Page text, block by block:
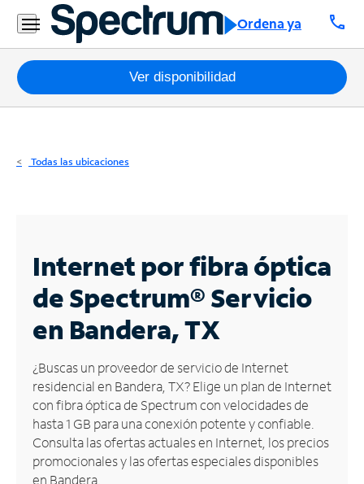
Ordena ya call
Residencial
Business
Paquetes
Internet
Business
Contáctanos
Inglés
Administrar
cuenta
Encuentra
una
tienda
Ver disponibilidad
Todas las ubicaciones
Internet por fibra óptica
de Spectrum®Servicio
en Bandera, TX
¿Buscas un proveedor de servicio de Internet
residencial en Bandera, TX? Elige un plan de Internet
con fibra óptica de Spectrum con velocidades de
hasta 1 GB para una conexión potente y confiable.
Consulta las ofertas actuales en Internet, los precios
promocionales y las ofertas especiales disponibles
en Bandera.